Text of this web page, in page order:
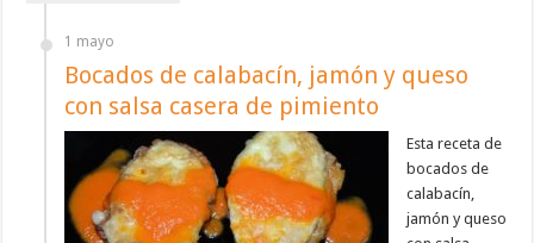
1 mayo
Bocados de calabacín, jamón y queso
con salsa casera de pimiento
Esta receta de
bocados de
calabacín,
jamón y queso